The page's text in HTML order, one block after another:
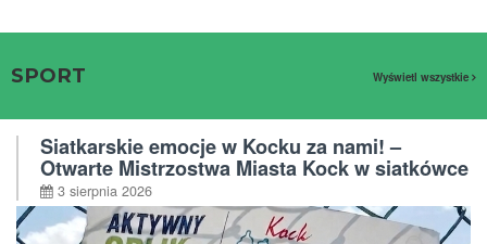
SPORT Wyświetl wszystkie
Siatkarskie emocje w Kocku za nami! –
Otwarte Mistrzostwa Miasta Kock w siatkówce
plażowej (kategoria 16+)
3 sierpnia 2026